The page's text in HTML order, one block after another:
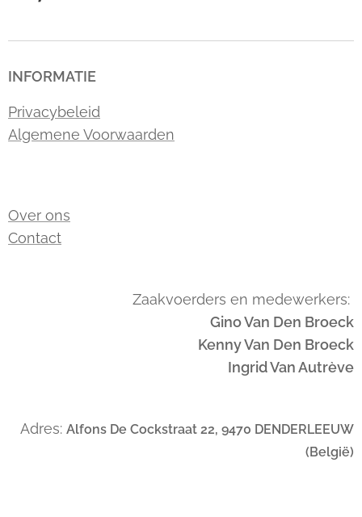
INFORMATIE
Privacybeleid
Algemene Voorwaarden
Over ons
Contact
Zaakvoerders en medewerkers:
Gino Van Den Broeck
Kenny Van Den Broeck
Ingrid Van Autrève
Adres: Alfons De Cockstraat 22, 9470 DENDERLEEUW
(België)